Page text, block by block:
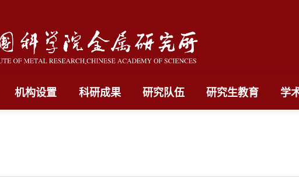
机构设置 科研成果 研究队伍 研究生教育 学